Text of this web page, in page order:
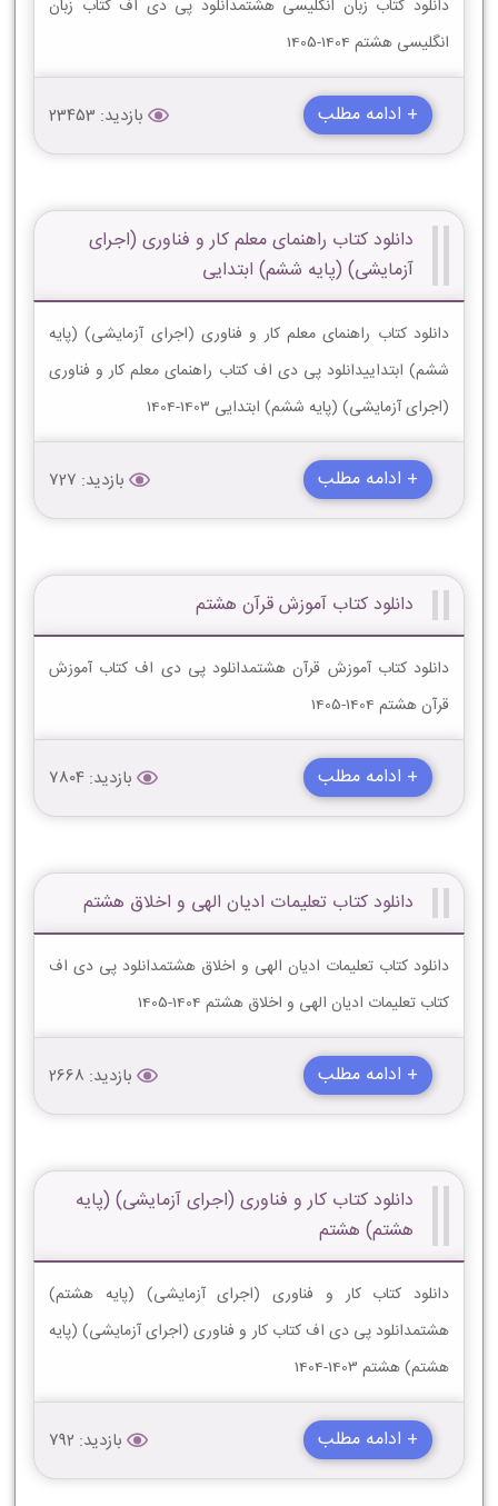
دانلود کتاب زبان انگلیسی هشتمدانلود پی دی اف کتاب زبان
انگلیسی هشتم 1404-1405
+ ادامه مطلب بازدید: 23453
دانلود کتاب راهنمای معلم کار و فناوری (اجرای
آزمایشی) (پایه ششم) ابتدایی
دانلود کتاب راهنمای معلم کار و فناوری (اجرای آزمایشی) (پایه
ششم) ابتداییدانلود پی دی اف کتاب راهنمای معلم کار و فناوری
(اجرای آزمایشی) (پایه ششم) ابتدایی 1403-1404
+ ادامه مطلب بازدید: 727
دانلود کتاب آموزش قرآن هشتم
دانلود کتاب آموزش قرآن هشتمدانلود پی دی اف کتاب آموزش
قرآن هشتم 1404-1405
+ ادامه مطلب بازدید: 7804
دانلود کتاب تعلیمات ادیان الهى و اخلاق هشتم
دانلود کتاب تعلیمات ادیان الهى و اخلاق هشتمدانلود پی دی اف
کتاب تعلیمات ادیان الهى و اخلاق هشتم 1404-1405
+ ادامه مطلب بازدید: 2668
دانلود کتاب کار و فناوری (اجرای آزمایشی) (پایه
هشتم) هشتم
دانلود کتاب کار و فناوری (اجرای آزمایشی) (پایه هشتم)
هشتمدانلود پی دی اف کتاب کار و فناوری (اجرای آزمایشی) (پایه
هشتم) هشتم 1403-1404
+ ادامه مطلب بازدید: 792